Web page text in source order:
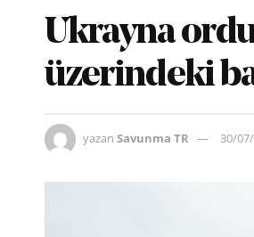
Ukrayna
üzerindeki
yazan Savunma TR 30/